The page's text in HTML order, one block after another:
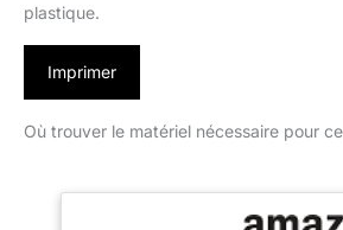
plastique.
Imprimer
Où trouver le matériel nécessaire pour